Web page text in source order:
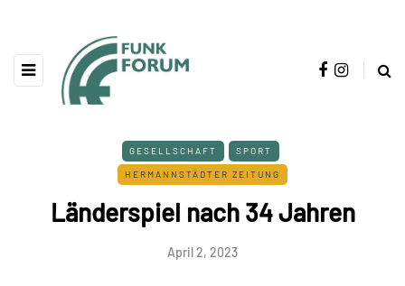
GESELLSCHAFT SPORT
HERMANNSTÄDTER ZEITUNG
Länderspiel nach 34 Jahren
April 2, 2023